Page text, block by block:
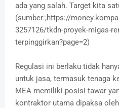
ada yang salah. Target kita
(sumber:;https://
3257126/tkdn-proyek-migas-
terpinggirkan?page=2)
Regulasi ini berlaku tidak
untuk jasa, termasuk tenaga
MEA memiliki posisi tawar
kontraktor utama dipaksa